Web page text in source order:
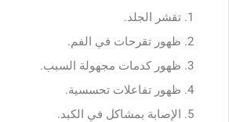
تقشر الجلد.
ظهور تقرحات في الفم.
ظهور كدمات مجهولة السبب.
ظهور تفاعلات تحسسية.
الإصابة بمشاكل في الكبد.